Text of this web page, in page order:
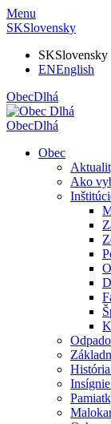
Menu
SKSlovensky
SKSlovensky
ENEnglish
ObecDlhá
ObecDlhá
Obec
Ako